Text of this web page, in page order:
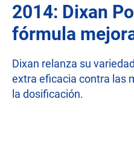
2014: Dixan
fórmula
Dixan relanza su
extra eficacia contra las
la dosificación.